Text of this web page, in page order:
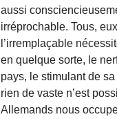
aussi
irréprochable. Tous,
l’irremplaçable
en quelque sorte, le
pays, le stimulant de
rien de vaste n’est
Allemands nous